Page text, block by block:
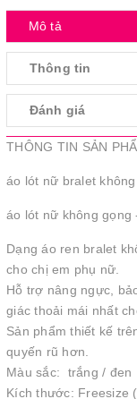
Mô tả
Thông tin
Đánh giá
THÔNG TIN SẢN
áo lót nữ bralet
áo lót nữ không gọng
Dạng áo ren bralet
cho chị em phụ nữ.
Hỗ trợ nâng ngực,
giác thoải mái nhất
Sản phẩm thiết kế
quyến rũ hơn.
Màu sắc: trắng / đen
Kích thước: Freesize